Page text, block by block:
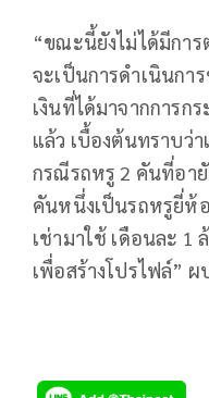
“ขณะนี้ยังไม่ได้มีกา
จะเป็นการดำเนินก
เงินที่ได้มาจากการก
แล้ว เบื้องต้นทราบว่
กรณีรถหรู 2 คันที่อา
คันหนึ่งเป็นรถหรูยี่ห้
เช่ามาใช้ เดือนละ 1
เพื่อสร้างโปรไฟล์”